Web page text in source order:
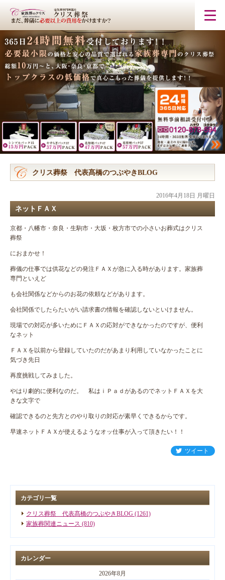
クリス葬祭 代表髙橋のつぶやきBLOG
2016年4月18日 月曜日
ネットＦＡＸ
京都・八幡市・奈良・生駒市・大坂・枚方市での小さいお葬式はクリス
葬祭
におまかせ！
葬儀の仕事では供花などの発注ＦＡＸが急に入る時があります。家族葬
専門といえど
も会社関係などからのお花の依頼などがあります。
会社関係でしたらたいがい請求書の情報を確認しないといけません。
現場での対応が多いためにＦＡＸの応対ができなかったのですが、便利
なネット
ＦＡＸを以前から登録していたのだがあまり利用していなかったことに
気づき先日
再度挑戦してみました。
やはり劇的に便利なのだ。 私はｉＰａｄがあるのでネットＦＡＸを大
きな文字で
確認できるのと先方とのやり取りの対応が素早くできるからです。
早速ネットＦＡＸが使えるようなオッ仕事が入って頂きたい！！
ツイート
カテゴリ一覧
クリス葬祭 代表髙橋のつぶやきBLOG (1261)
家族葬関連ニュース (810)
カレンダー
2026年8月